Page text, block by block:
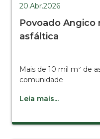
20.Abr.2026
Povoado
asfáltica
Mais de 10 mil m² de
comunidade
Leia mais...